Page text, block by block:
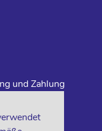
und Zahlung